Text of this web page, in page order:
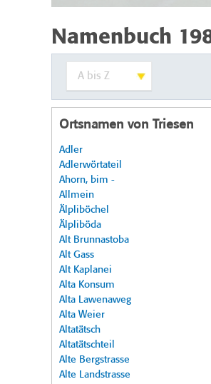
Namenbuch
Ortsnamen von Triesen
Adler
Adlerwörtateil
Ahorn, bim -
Allmein
Älpliböchel
Älpliböda
Alt Brunnastoba
Alt Gass
Alt Kaplanei
Alta Konsum
Alta Lawenaweg
Alta Weier
Altatätsch
Altatätschteil
Alte Bergstrasse
Alte Landstrasse